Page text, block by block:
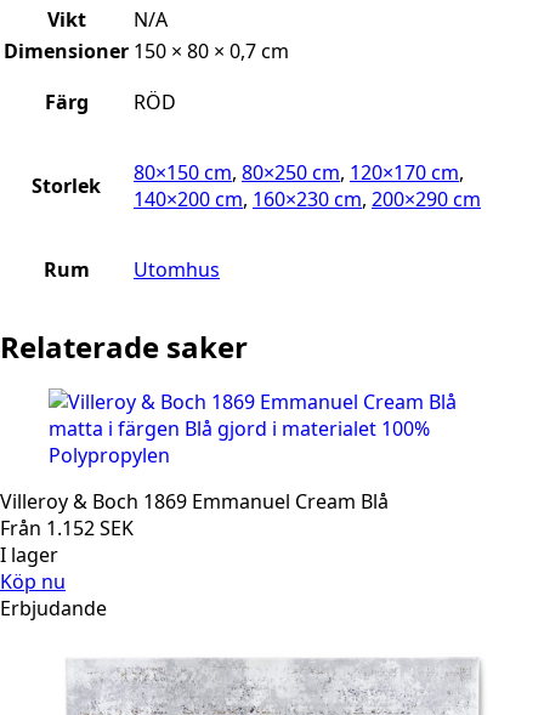
Vikt
N/A
Dimensioner 150 × 80 × 0,7 cm
Färg
RÖD
Storlek 80×150 cm, 80×250 cm, 120×170 cm,
140×200 cm, 160×230 cm, 200×290 cm
Rum Utomhus
Relaterade saker
Villeroy & Boch 1869 Emmanuel Cream Blå
Från 1.152SEK
I lager
Köp nu
Erbjudande